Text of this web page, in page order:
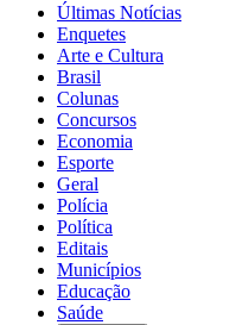
Últimas Notícias
Enquetes
Arte e Cultura
Brasil
Colunas
Concursos
Economia
Esporte
Geral
Polícia
Política
Editais
Municípios
Educação
Saúde